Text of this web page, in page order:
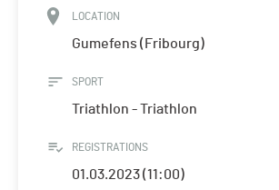
LOCATION
Gumefens (Fribourg)
SPORT
Triathlon - Triathlon
REGISTRATIONS
01.03.2023 (11:00)